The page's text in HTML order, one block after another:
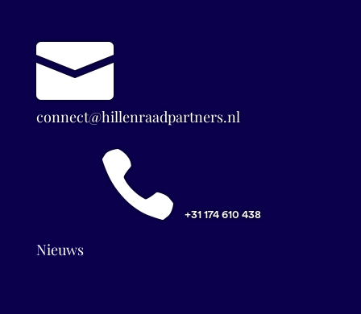

connect@hillenraadpartners.nl
 +31 174 610 438
Nieuws